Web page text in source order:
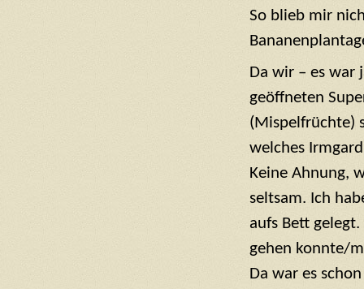
So blieb mir
Da wir – es war
geöffneten
(Mispelfrüchte)
welches
Keine Ahnung,
seltsam. Ich
aufs Bett
gehen konnte/
Da war es